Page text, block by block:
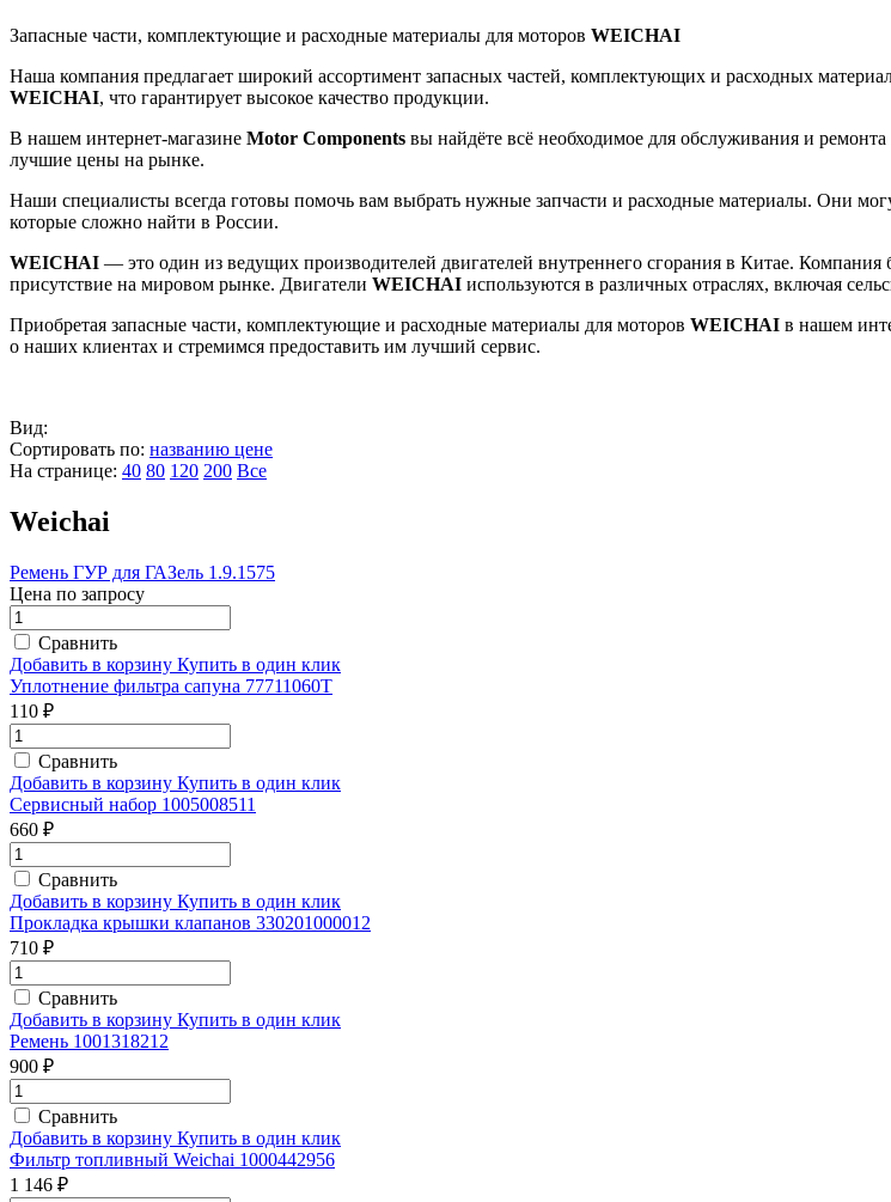
Запасные части, комплектующие и расходные материалы для моторов WEICHAI
Наша компания предлагает широкий ассортимент запасных частей, комплектующих и расходных
WEICHAI, что гарантирует высокое качество продукции.
В нашем интернет-магазине Motor Components вы найдёте всё необходимое для обслуживания и ремонта
лучшие цены на рынке.
Наши специалисты всегда готовы помочь вам выбрать нужные запчасти и расходные материалы. Они
которые сложно найти в России.
WEICHAI — это один из ведущих производителей двигателей внутреннего сгорания в Китае. Компания
присутствие на мировом рынке. Двигатели WEICHAI используются в различных отраслях, включая
Приобретая запасные части, комплектующие и расходные материалы для моторов WEICHAI в нашем
о наших клиентах и стремимся предоставить им лучший сервис.
Вид:
Сортировать по: названию цене
На странице: 40 80 120 200 Все
Weichai
Ремень ГУР для ГАЗель 1.9.1575
Цена по запросу
Сравнить
Добавить в корзину Купить в один клик
Уплотнение фильтра сапуна 77711060T
110 ₽
Сравнить
Добавить в корзину Купить в один клик
Сервисный набор 1005008511
660 ₽
Сравнить
Добавить в корзину Купить в один клик
Прокладка крышки клапанов 330201000012
710 ₽
Сравнить
Добавить в корзину Купить в один клик
Ремень 1001318212
900 ₽
Сравнить
Добавить в корзину Купить в один клик
Фильтр топливный Weichai 1000442956
1 146 ₽